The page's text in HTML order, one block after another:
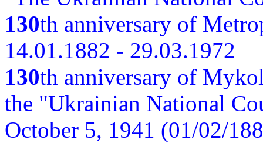
130th anniversary of
14.01.1882 - 29.03.1972
130th anniversary of
the "Ukrainian National
October 5, 1941 (01/02/